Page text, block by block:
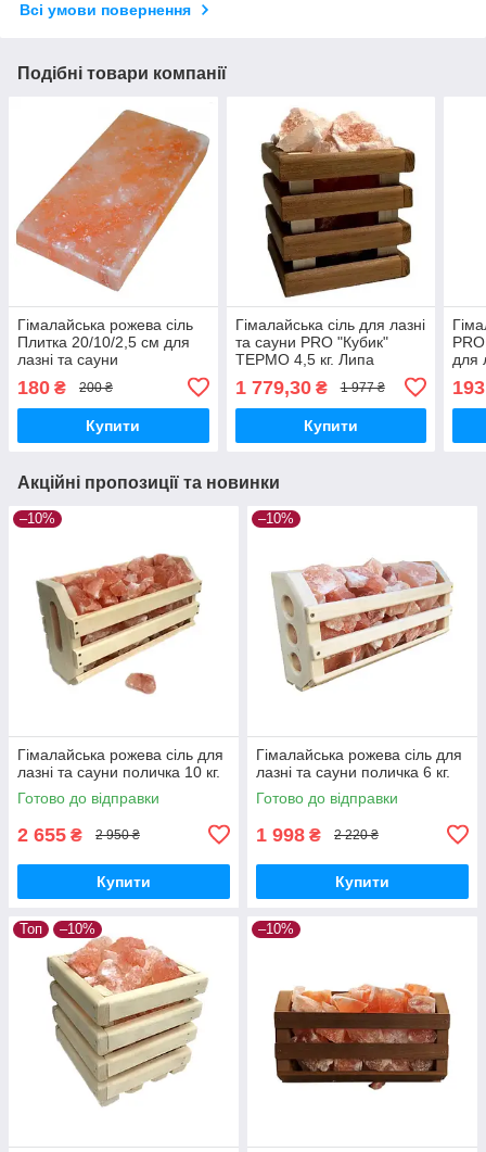
Всі умови повернення
Подібні товари компанії
Гімалайська рожева сіль
Плитка 20/10/2,5 см для
лазні та сауни
180 ₴ 200 ₴
Купити
Гімалайська сіль для лазні
та сауни PRO "Кубик"
ТЕРМО 4,5 кг. Липа
1 779,30₴ 1 977 ₴
Купити
для
Акційні пропозиції та новинки
–10%
Гімалайська рожева сіль для
лазні та сауни поличка 10 кг.
Готово до відправки
2 655 ₴ 2 950 ₴
Купити
–10%
Гімалайська рожева сіль для
лазні та сауни поличка 6 кг.
Готово до відправки
1 998 ₴ 2 220 ₴
Купити
Топ –10% –10%